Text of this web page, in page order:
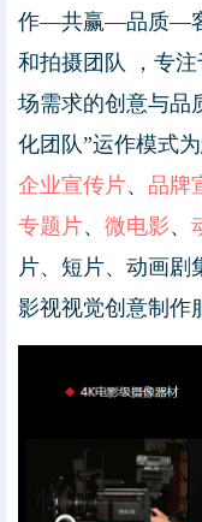
作—共赢—品质—客
和拍摄团队 ，专
场需求的创意与品
化团队”运作模式
企业宣传片、 品牌
专题片、 微电影、
片、短片、动画剧
影视视觉创意制作